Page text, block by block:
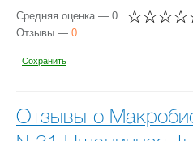
Средняя оценка — 0
Отзывы — 0
Сохранить
Отзывы о